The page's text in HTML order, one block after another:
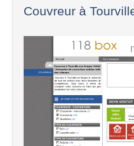
Couvreur à